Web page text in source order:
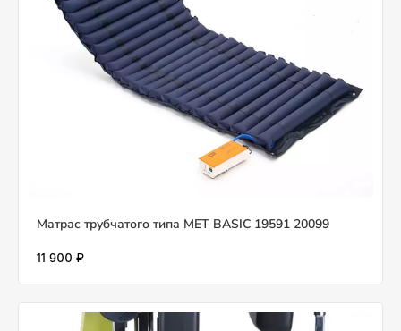
Матрас трубчатого типа MET BASIC 19591 20099
11 900 ₽